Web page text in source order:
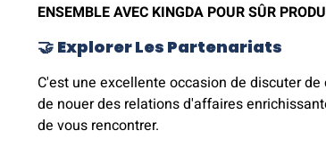
ENSEMBLEAVEC KINGDA POURSÛR
🤝 Explorer Les Partenariats
C'est une excellente occasion de discuter
de nouer des relations d'affaires
de vous rencontrer.